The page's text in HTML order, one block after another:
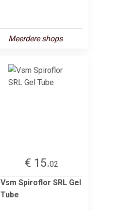
Meerdere shops
€ 15.02
Vsm Spiroflor SRL Gel
Tube